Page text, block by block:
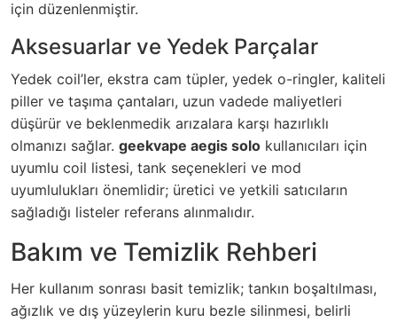
için düzenlenmiştir.
Aksesuarlar ve Yedek Parçalar
Yedek coil’ler, ekstra cam tüpler, yedek o-ringler, kaliteli
piller ve taşıma çantaları, uzun vadede maliyetleri
düşürür ve beklenmedik arızalara karşı hazırlıklı
olmanızı sağlar. geekvape aegis solo kullanıcıları için
uyumlu coil listesi, tank seçenekleri ve mod
uyumlulukları önemlidir; üretici ve yetkili satıcıların
sağladığı listeler referans alınmalıdır.
Bakım ve Temizlik Rehberi
Her kullanım sonrası basit temizlik; tankın boşaltılması,
ağızlık ve dış yüzeylerin kuru bezle silinmesi, belirli